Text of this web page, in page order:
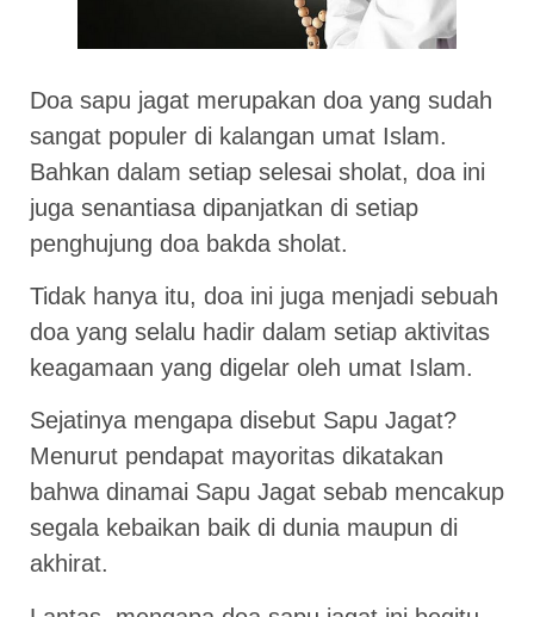
Doa sapu jagat merupakan doa yang sudah
sangat populer di kalangan umat Islam.
Bahkan dalam setiap selesai sholat, doa ini
juga senantiasa dipanjatkan di setiap
penghujung doa bakda sholat.
Tidak hanya itu, doa ini juga menjadi sebuah
doa yang selalu hadir dalam setiap aktivitas
keagamaan yang digelar oleh umat Islam.
Sejatinya mengapa disebut Sapu Jagat?
Menurut pendapat mayoritas dikatakan
bahwa dinamai Sapu Jagat sebab mencakup
segala kebaikan baik di dunia maupun di
akhirat.